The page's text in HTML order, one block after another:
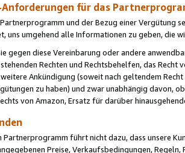
Anforderungen für das
und der Bezug einer Vergütung
uns umgehend alle Informationen zu geben, die
gegen diese Vereinbarung oder andere
Rechten und Rechtsbehelfen, das
Ankündigung (soweit nach geltendem
zu haben) und zwar unabhängig davon,
von Amazon, Ersatz für darüber
Partnerprogramm führt nicht dazu, dass unsere
Preise, Verkaufsbedingungen,